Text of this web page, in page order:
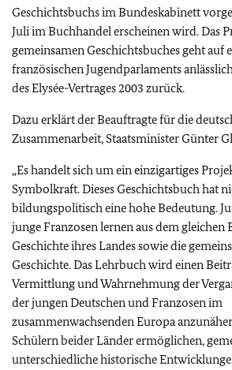
Geschichtsbuchs im Bundeskabinett
Juli im Buchhandel erscheinen wird. Das
gemeinsamen Geschichtsbuches geht auf
französischen Jugendparlaments
des Elysée-Vertrages 2003 zurück.
Dazu erklärt der Beauftragte für die
Zusammenarbeit, Staatsminister Günter
„Es handelt sich um ein einzigartiges
Symbolkraft. Dieses Geschichtsbuch hat
bildungspolitisch eine hohe Bedeutung.
junge Franzosen lernen aus dem gleichen
Geschichte ihres Landes sowie die
Geschichte. Das Lehrbuch wird einen
Vermittlung und Wahrnehmung der
der jungen Deutschen und Franzosen im
zusammenwachsenden Europa
Schülern beider Länder ermöglichen,
unterschiedliche historische